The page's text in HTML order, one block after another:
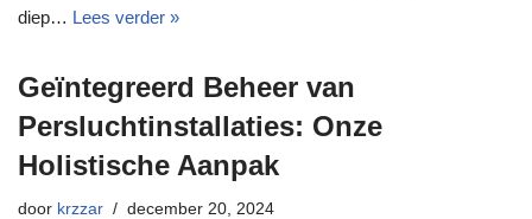
diep… Lees verder »
Geïntegreerd Beheer van
Persluchtinstallaties: Onze
Holistische Aanpak
door krzzar december 20, 2024